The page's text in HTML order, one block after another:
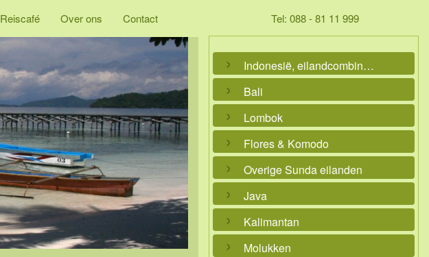
Reiscafé Over ons Contact Tel: 088 - 81 11 999
Indonesië, eilandcombinaties
Bali
Lombok
Flores & Komodo
Overige Sunda eilanden
Java
Kalimantan
Molukken